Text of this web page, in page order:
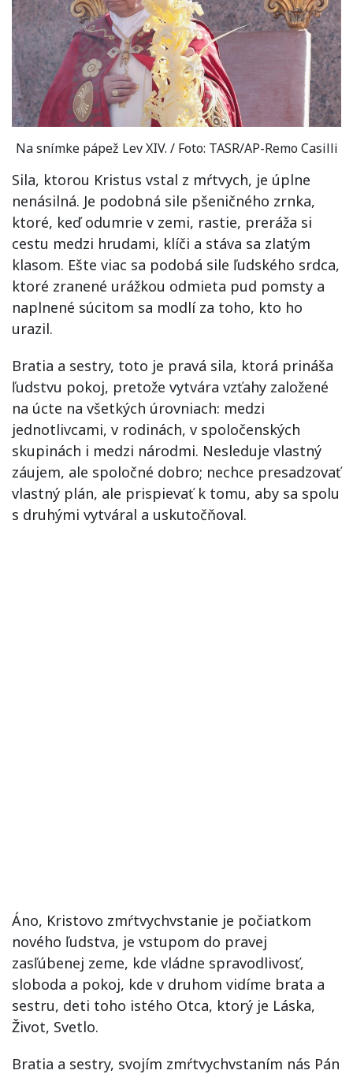
Na snímke pápež Lev XIV. / Foto: TASR/AP-Remo Casilli
Sila, ktorou Kristus vstal z mŕtvych, je úplne
nenásilná. Je podobná sile pšeničného zrnka,
ktoré, keď odumrie v zemi, rastie, preráža si
cestu medzi hrudami, klíči a stáva sa zlatým
klasom. Ešte viac sa podobá sile ľudského srdca,
ktoré zranené urážkou odmieta pud pomsty a
naplnené súcitom sa modlí za toho, kto ho
urazil.
Bratia a sestry, toto je pravá sila, ktorá prináša
ľudstvu pokoj, pretože vytvára vzťahy založené
na úcte na všetkých úrovniach: medzi
jednotlivcami, v rodinách, v spoločenských
skupinách i medzi národmi. Nesleduje vlastný
záujem, ale spoločné dobro; nechce presadzovať
vlastný plán, ale prispievať k tomu, aby sa spolu
s druhými vytváral a uskutočňoval.
Áno, Kristovo zmŕtvychvstanie je počiatkom
nového ľudstva, je vstupom do pravej
zasľúbenej zeme, kde vládne spravodlivosť,
sloboda a pokoj, kde v druhom vidíme brata a
sestru, deti toho istého Otca, ktorý je Láska,
Život, Svetlo.
Bratia a sestry, svojím zmŕtvychvstaním nás Pán